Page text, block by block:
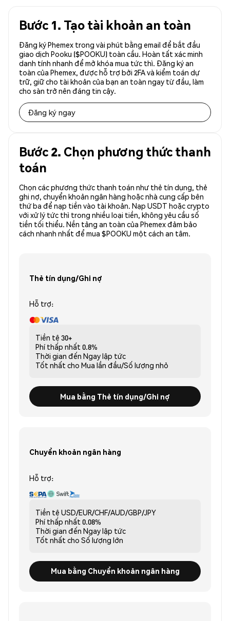
Bước 1. Tạo tài khoản an toàn
Đăng ký Phemex trong vài phút bằng email để bắt đầu
giao dịch Pooku ($POOKU) toàn cầu. Hoàn tất xác minh
danh tính nhanh để mở khóa mua tức thì. Đăng ký an
toàn của Phemex, được hỗ trợ bởi 2FA và kiểm toán dự
trữ, giữ cho tài khoản của bạn an toàn ngay từ đầu, làm
cho sàn trở nên đáng tin cậy.
Đăng ký ngay
Bước 2. Chọn phương thức thanh
toán
Chọn các phương thức thanh toán như thẻ tín dụng, thẻ
ghi nợ, chuyển khoản ngân hàng hoặc nhà cung cấp bên
thứ ba để nạp tiền vào tài khoản. Nạp USDT hoặc crypto
với xử lý tức thì trong nhiều loại tiền, không yêu cầu số
tiền tối thiểu. Nền tảng an toàn của Phemex đảm bảo
cách nhanh nhất để mua $POOKU một cách an tâm.
Thẻ tín dụng/Ghi nợ
Hỗ trợ:
Tiền tệ 30+
Phí thấp nhất 0.8%
Thời gian đến Ngay lập tức
Tốt nhất cho Mua lần đầu/Số lượng nhỏ
Mua bằng Thẻ tín dụng/Ghi nợ
Chuyển khoản ngân hàng
Hỗ trợ:
Tiền tệ USD/EUR/CHF/AUD/GBP/JPY
Phí thấp nhất 0.08%
Thời gian đến Ngay lập tức
Tốt nhất cho Số lượng lớn
Mua bằng Chuyển khoản ngân hàng